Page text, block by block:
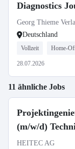
Diagnostics
Georg Thieme
Deutschland
Vollzeit Home-
28.07.2026
11 ähnliche Jobs
(m/w/d)
HEITEC AG